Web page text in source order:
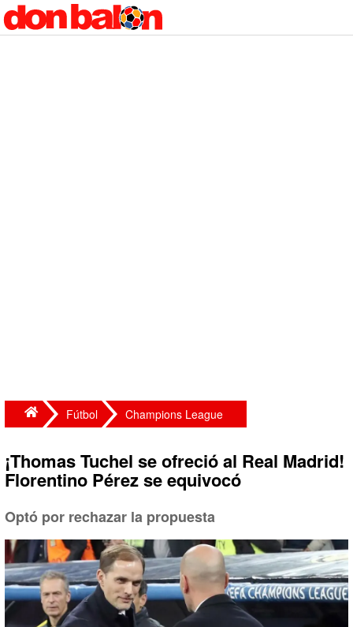
Fútbol Champions League
¡Thomas Tuchel se ofreció al Real Madrid!
Florentino Pérez se equivocó
Optó por rechazar la propuesta